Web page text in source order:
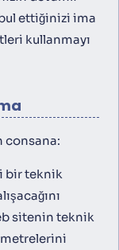
ettiğinizi ima
kullanmayı
consana:
bir teknik
sitenin teknik